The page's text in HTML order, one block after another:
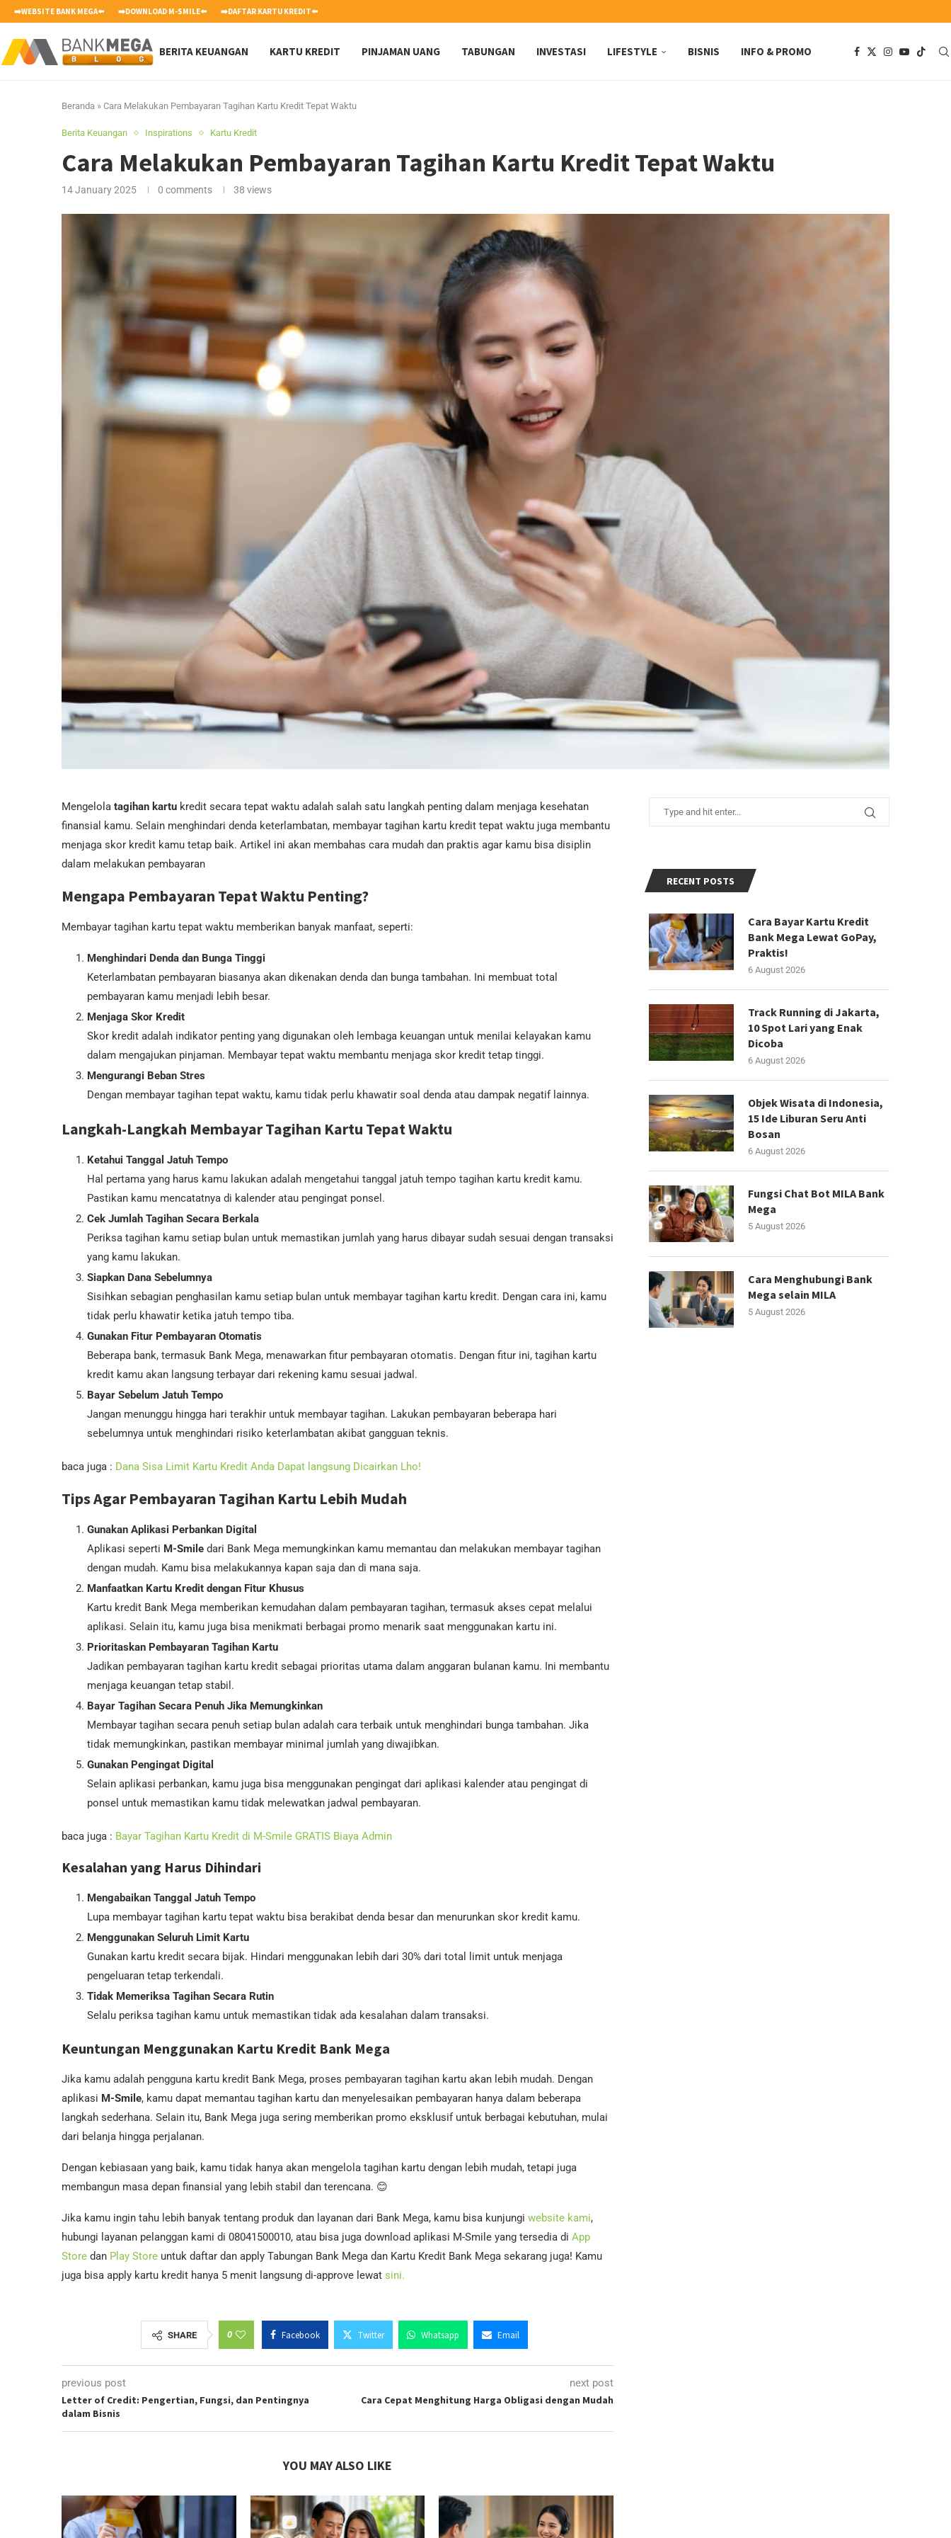
➡️WEBSITE BANK MEGA⬅️ ➡️DOWNLOAD M-SMILE⬅️ ➡️DAFTAR KARTU KREDIT⬅️
BERITA KEUANGAN KARTU KREDIT PINJAMAN UANG TABUNGAN INVESTASI LIFESTYLE BISNIS INFO & PROMO
Beranda » Cara Melakukan Pembayaran Tagihan Kartu Kredit Tepat Waktu
Berita Keuangan Inspirations Kartu Kredit
Cara Melakukan Pembayaran Tagihan Kartu Kredit Tepat Waktu
14 January 2025 0 comments 38 views
Mengelola tagihan kartu kredit secara tepat waktu adalah salah satu langkah penting dalam menjaga kesehatan
finansial kamu. Selain menghindari denda keterlambatan, membayar tagihan kartu kredit tepat waktu juga membantu
menjaga skor kredit kamu tetap baik. Artikel ini akan membahas cara mudah dan praktis agar kamu bisa disiplin
dalam melakukan pembayaran
Mengapa Pembayaran Tepat Waktu Penting?
Membayar tagihan kartu tepat waktu memberikan banyak manfaat, seperti:
Menghindari Denda dan Bunga Tinggi
Keterlambatan pembayaran biasanya akan dikenakan denda dan bunga tambahan. Ini membuat total
pembayaran kamu menjadi lebih besar.
Menjaga Skor Kredit
Skor kredit adalah indikator penting yang digunakan oleh lembaga keuangan untuk menilai kelayakan kamu
dalam mengajukan pinjaman. Membayar tepat waktu membantu menjaga skor kredit tetap tinggi.
Mengurangi Beban Stres
Dengan membayar tagihan tepat waktu, kamu tidak perlu khawatir soal denda atau dampak negatif lainnya.
Langkah-Langkah Membayar Tagihan Kartu Tepat Waktu
Ketahui Tanggal Jatuh Tempo
Hal pertama yang harus kamu lakukan adalah mengetahui tanggal jatuh tempo tagihan kartu kredit kamu.
Pastikan kamu mencatatnya di kalender atau pengingat ponsel.
Cek Jumlah Tagihan Secara Berkala
Periksa tagihan kamu setiap bulan untuk memastikan jumlah yang harus dibayar sudah sesuai dengan transaksi
yang kamu lakukan.
Siapkan Dana Sebelumnya
Sisihkan sebagian penghasilan kamu setiap bulan untuk membayar tagihan kartu kredit. Dengan cara ini, kamu
tidak perlu khawatir ketika jatuh tempo tiba.
Gunakan Fitur Pembayaran Otomatis
Beberapa bank, termasuk Bank Mega, menawarkan fitur pembayaran otomatis. Dengan fitur ini, tagihan kartu
kredit kamu akan langsung terbayar dari rekening kamu sesuai jadwal.
Bayar Sebelum Jatuh Tempo
Jangan menunggu hingga hari terakhir untuk membayar tagihan. Lakukan pembayaran beberapa hari
sebelumnya untuk menghindari risiko keterlambatan akibat gangguan teknis.
baca juga : Dana Sisa Limit Kartu Kredit Anda Dapat langsung Dicairkan Lho!
Tips Agar Pembayaran Tagihan Kartu Lebih Mudah
Gunakan Aplikasi Perbankan Digital
Aplikasi seperti M-Smile dari Bank Mega memungkinkan kamu memantau dan melakukan membayar tagihan
dengan mudah. Kamu bisa melakukannya kapan saja dan di mana saja.
Manfaatkan Kartu Kredit dengan Fitur Khusus
Kartu kredit Bank Mega memberikan kemudahan dalam pembayaran tagihan, termasuk akses cepat melalui
aplikasi. Selain itu, kamu juga bisa menikmati berbagai promo menarik saat menggunakan kartu ini.
Prioritaskan Pembayaran Tagihan Kartu
Jadikan pembayaran tagihan kartu kredit sebagai prioritas utama dalam anggaran bulanan kamu. Ini membantu
menjaga keuangan tetap stabil.
Bayar Tagihan Secara Penuh Jika Memungkinkan
Membayar tagihan secara penuh setiap bulan adalah cara terbaik untuk menghindari bunga tambahan. Jika
tidak memungkinkan, pastikan membayar minimal jumlah yang diwajibkan.
Gunakan Pengingat Digital
Selain aplikasi perbankan, kamu juga bisa menggunakan pengingat dari aplikasi kalender atau pengingat di
ponsel untuk memastikan kamu tidak melewatkan jadwal pembayaran.
baca juga : Bayar Tagihan Kartu Kredit di M-Smile GRATIS Biaya Admin
Kesalahan yang Harus Dihindari
Mengabaikan Tanggal Jatuh Tempo
Lupa membayar tagihan kartu tepat waktu bisa berakibat denda besar dan menurunkan skor kredit kamu.
Menggunakan Seluruh Limit Kartu
Gunakan kartu kredit secara bijak. Hindari menggunakan lebih dari 30% dari total limit untuk menjaga
pengeluaran tetap terkendali.
Tidak Memeriksa Tagihan Secara Rutin
Selalu periksa tagihan kamu untuk memastikan tidak ada kesalahan dalam transaksi.
Keuntungan Menggunakan Kartu Kredit Bank Mega
Jika kamu adalah pengguna kartu kredit Bank Mega, proses pembayaran tagihan kartu akan lebih mudah. Dengan
aplikasi M-Smile, kamu dapat memantau tagihan kartu dan menyelesaikan pembayaran hanya dalam beberapa
langkah sederhana. Selain itu, Bank Mega juga sering memberikan promo eksklusif untuk berbagai kebutuhan, mulai
dari belanja hingga perjalanan.
Dengan kebiasaan yang baik, kamu tidak hanya akan mengelola tagihan kartu dengan lebih mudah, tetapi juga
membangun masa depan finansial yang lebih stabil dan terencana. 😊
Jika kamu ingin tahu lebih banyak tentang produk dan layanan dari Bank Mega, kamu bisa kunjungi website kami,
hubungi layanan pelanggan kami di 08041500010, atau bisa juga download aplikasi M-Smile yang tersedia di App
Store dan Play Store untuk daftar dan apply Tabungan Bank Mega dan Kartu Kredit Bank Mega sekarang juga! Kamu
juga bisa apply kartu kredit hanya 5 menit langsung di-approve lewat sini.
SHARE 0 Facebook Twitter Whatsapp Email
previous post
Letter of Credit: Pengertian, Fungsi, dan Pentingnya
dalam Bisnis
next post
Cara Cepat Menghitung Harga Obligasi dengan Mudah
YOU MAY ALSO LIKE
RECENT POSTS
Cara Bayar Kartu Kredit
Bank Mega Lewat GoPay,
Praktis!
6 August 2026
Track Running di Jakarta,
10 Spot Lari yang Enak
Dicoba
6 August 2026
Objek Wisata di Indonesia,
15 Ide Liburan Seru Anti
Bosan
6 August 2026
Fungsi Chat Bot MILA Bank
Mega
5 August 2026
Cara Menghubungi Bank
Mega selain MILA
5 August 2026